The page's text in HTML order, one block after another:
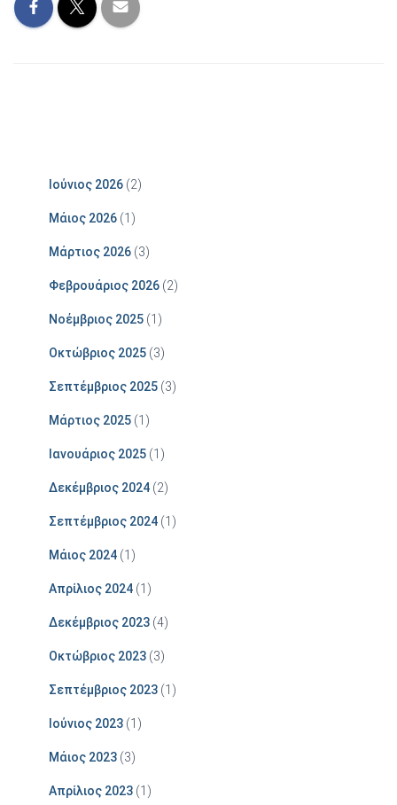
Ιούνιος 2026 (2)
Μάιος 2026 (1)
Μάρτιος 2026 (3)
Φεβρουάριος 2026 (2)
Νοέμβριος 2025 (1)
Οκτώβριος 2025 (3)
Σεπτέμβριος 2025 (3)
Μάρτιος 2025 (1)
Ιανουάριος 2025 (1)
Δεκέμβριος 2024 (2)
Σεπτέμβριος 2024 (1)
Μάιος 2024 (1)
Απρίλιος 2024 (1)
Δεκέμβριος 2023 (4)
Οκτώβριος 2023 (3)
Σεπτέμβριος 2023 (1)
Ιούνιος 2023 (1)
Μάιος 2023 (3)
Απρίλιος 2023 (1)